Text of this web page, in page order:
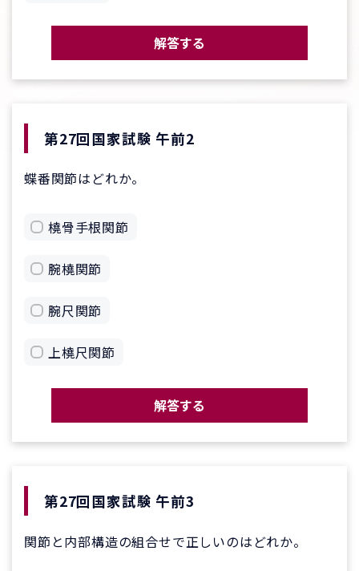
解答する
第27回国家試験 午前2
蝶番関節はどれか。
橈骨手根関節
腕橈関節
腕尺関節
上橈尺関節
解答する
第27回国家試験 午前3
関節と内部構造の組合せで正しいのはどれか。